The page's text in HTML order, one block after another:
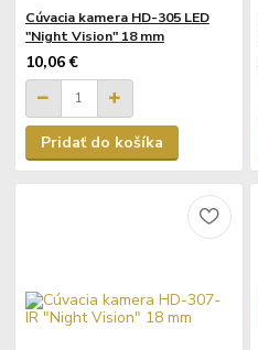
Cúvacia kamera HD-305 LED
"Night Vision" 18 mm
10,06 €
Pridať do košíka